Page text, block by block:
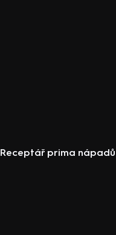
Receptář prima nápadů